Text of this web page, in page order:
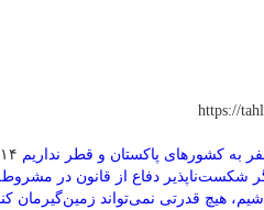
https://
به کشورهای پاکستان و قطر نداریم
شکست‌ناپذیر دفاع از قانون در
هیچ قدرتی نمی‌تواند زمین‌گیرمان